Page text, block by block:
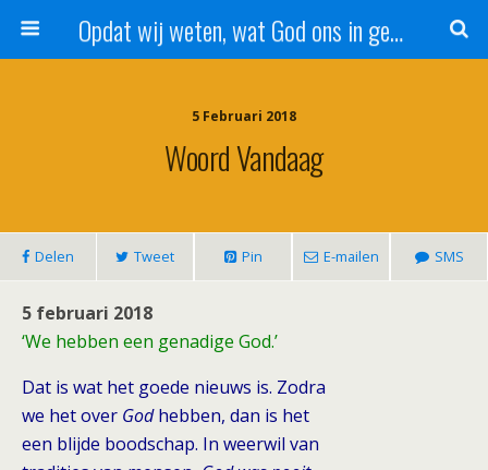
Opdat wij weten, wat God ons in genade schenkt!
5 Februari 2018
Woord Vandaag
Delen Tweet Pin E-mailen SMS
5 februari 2018
‘We hebben een genadige God.’
Dat is wat het goede nieuws is. Zodra
we het over Godhebben, dan is het
een blijde boodschap. In weerwil van